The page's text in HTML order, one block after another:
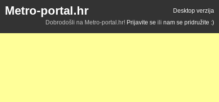
Metro-portal.hr
Desktop verzija
Dobrodošli na Metro-portal.hr! Prijavite se ili nam se pridružite :)